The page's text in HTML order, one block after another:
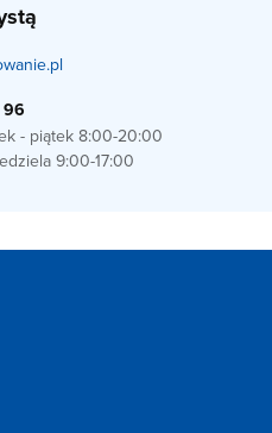
96
- piątek 8:00-20:00
9:00-17:00